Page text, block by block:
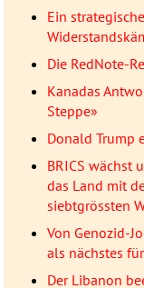
Ein
Die RedNote-
Kanadas
Steppe»
Donald Trump
BRICS wächst
das Land mit
siebtgrössten
Von Genozid-
als nächstes
Der Libanon